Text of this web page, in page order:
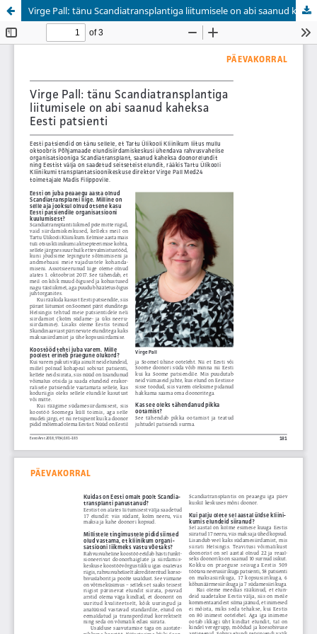
Virge Pall: tänu Scandiatransplantiga liitumisele on abi saanud kaheksa Eesti patsienti